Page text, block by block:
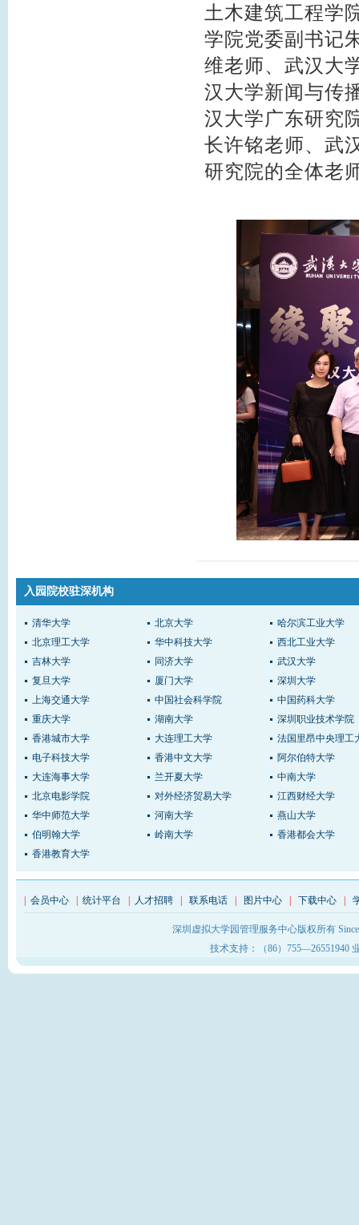
土木建筑工程学
学院党委副书记
维老师、武汉大
汉大学新闻与传
汉大学广东研究
长许铭老师、武
研究院的全体老
入园院校驻深机构
清华大学 北京大学
哈尔滨工业大学
北京理工大学
华中科技大学
西北工业大学
吉林大学
同济大学
武汉大学
复旦大学
厦门大学
深圳大学
上海交通大学
中国社会科学院
中国药科大学
重庆大学
湖南大学
深圳职业技术学院
香港城市大学
大连理工大学
法国里昂中央理工
电子科技大学
香港中文大学
阿尔伯特大学
大连海事大学
兰开夏大学
中南大学
北京电影学院
对外经济贸易大学
江西财经大学
华中师范大学
河南大学
燕山大学
伯明翰大学
岭南大学
香港都会大学
香港教育大学
| 会员中心 | 统计平台 | 人才招聘 | 联系电话 | 图片中心 | 下载中心 |
深圳虚拟大学园管理服务中心版权所有
技术支持：（86）755—26551940